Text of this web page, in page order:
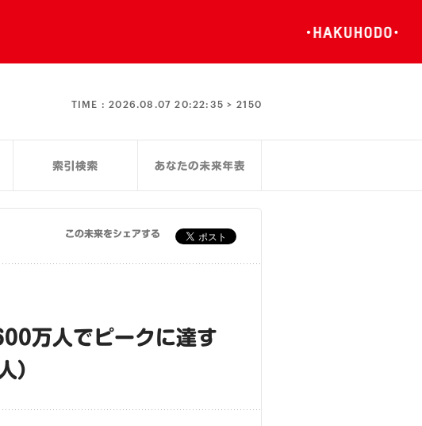
TIME :2026.08.07 20:22:36 > 2150
この未来をシェアする
万人でピークに達す
）